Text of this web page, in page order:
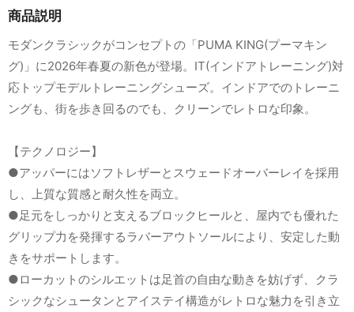
商品説明
モダンクラシックがコンセプトの「PUMA KING(プーマキン
グ)」に2026年春夏の新色が登場。IT(インドアトレーニング)対
応トップモデルトレーニングシューズ。インドアでのトレーニ
ングも、街を歩き回るのでも、クリーンでレトロな印象。
【テクノロジー】
●アッパーにはソフトレザーとスウェードオーバーレイを採用
し、上質な質感と耐久性を両立。
●足元をしっかりと支えるブロックヒールと、屋内でも優れた
グリップ力を発揮するラバーアウトソールにより、安定した動
きをサポートします。
●ローカットのシルエットは足首の自由な動きを妨げず、クラ
シックなシュータンとアイステイ構造がレトロな魅力を引き立